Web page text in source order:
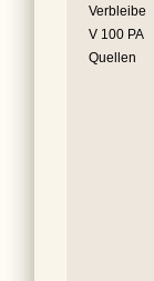
Verbleibe
V 100 PA
Quellen